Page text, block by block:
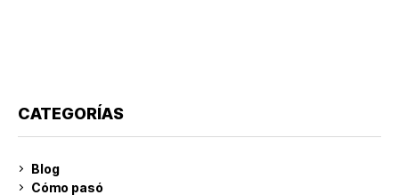
CATEGORÍAS
Blog
Cómo pasó